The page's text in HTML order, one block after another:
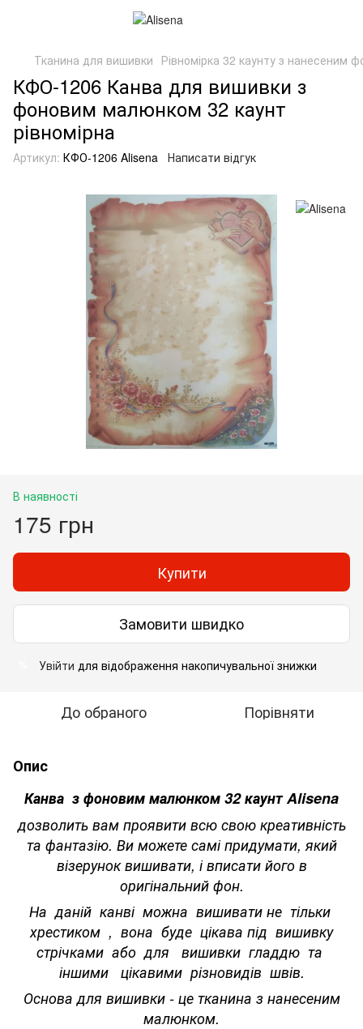
Тканина для вишивки Рівномірка 32 каунту з нанесеним
КФО-1206 Канва для вишивки з
фоновим малюнком 32 каунт
рівномірна
Артикул: КФО-1206 Alisena Написати відгук
В наявності
175 грн
Купити
Замовити швидко
Увійти для відображення накопичувальної знижки
До обраного Порівняти
Опис
Канва з фоновим малюнком 32 каунт Alisena
дозволить вам проявити всю свою креативність
та фантазію. Ви можете самі придумати, який
візерунок вишивати, і вписати його в
оригінальний фон.
На даній канві можна вишивати не тільки
хрестиком , вона буде цікава під вишивку
стрічками або для вишивки гладдю та
іншими цікавими різновидів швів.
Основа для вишивки - це тканина з нанесеним
малюнком.